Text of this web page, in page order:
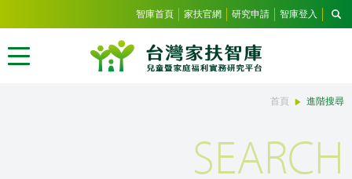
智庫首頁 家扶官網 研究申請 智庫登入
首頁 進階搜尋
SEARCH